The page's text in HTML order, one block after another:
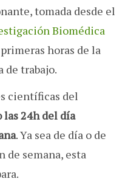
tomada desde el
Biomédica
horas de la
de trabajo.
científicas del
las 24h del día
. Ya sea de día o de
de semana, esta